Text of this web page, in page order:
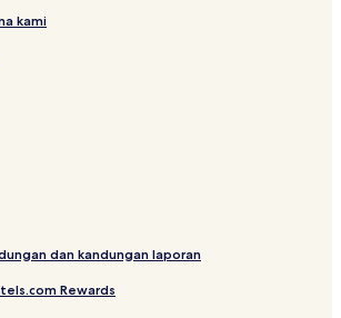
kami
dan kandungan laporan
Rewards